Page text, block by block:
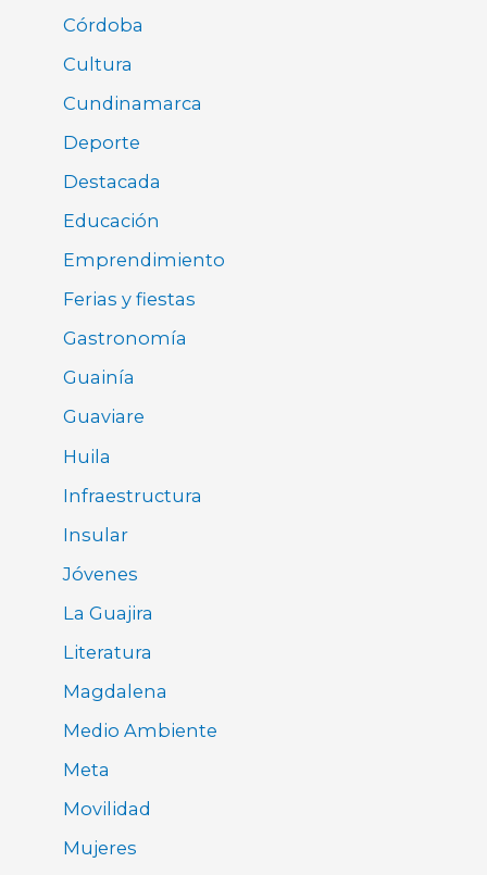
Córdoba
Cultura
Cundinamarca
Deporte
Destacada
Educación
Emprendimiento
Ferias y fiestas
Gastronomía
Guainía
Guaviare
Huila
Infraestructura
Insular
Jóvenes
La Guajira
Literatura
Magdalena
Medio Ambiente
Meta
Movilidad
Mujeres